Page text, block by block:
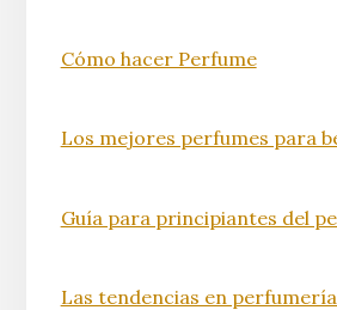
Cómo hacer Perfume
Los mejores perfumes para
Guía para principiantes del
Las tendencias en